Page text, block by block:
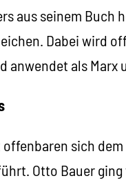
aus seinem
Dabei wird
anwendet als Marx
sich
Otto Bauer